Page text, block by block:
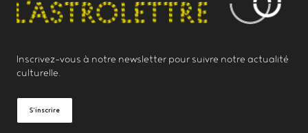
Inscrivez-vous à notre newsletter pour suivre notre actualité
culturelle.
S'inscrire